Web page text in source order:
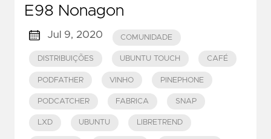
E98 Nonagon
Jul 9, 2020 COMUNIDADE
DISTRIBUIÇÕES UBUNTU TOUCH CAFÉ
PODFATHER VINHO PINEPHONE
PODCATCHER FABRICA SNAP
LXD UBUNTU LIBRETREND